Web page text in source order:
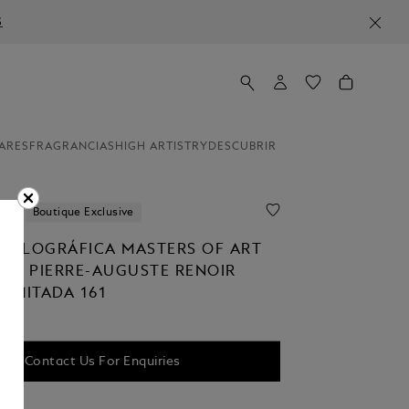
FRAGRANCIAS HIGH ARTISTRY DESCUBRIR
Boutique Exclusive
MASTERS OF ART
PIERRE-AUGUSTE RENOIR
161
Contact Us For Enquiries